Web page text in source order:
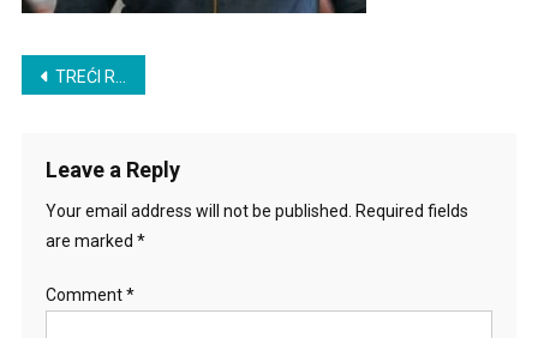
Post
TREĆI ROMAN JE IZDAT KAO PRVI
Leave a Reply
Your email address will not be published.
Required fields
are marked *
Comment*